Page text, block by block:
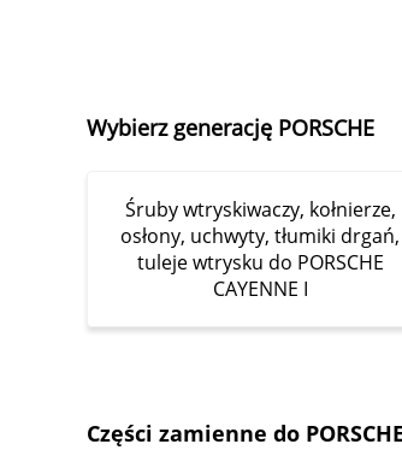
Wybierz generację PORSCHE
Śruby wtryskiwaczy, kołnierze,
osłony, uchwyty, tłumiki drgań,
tuleje wtrysku do PORSCHE
CAYENNE I
Części zamienne do